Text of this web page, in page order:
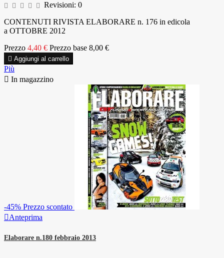
Revisioni: 0
CONTENUTI RIVISTA ELABORARE n. 176 in edicola
a OTTOBRE 2012
Prezzo 4,40 € Prezzo base 8,00 €
 Aggiungi al carrello
Più
 In magazzino
-45% Prezzo scontato
Anteprima
Elaborare n.180 febbraio 2013